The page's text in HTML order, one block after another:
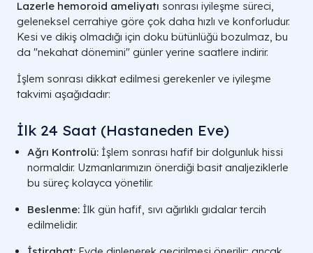
Lazerle hemoroid ameliyatı sonrası iyileşme süreci,
geleneksel cerrahiye göre çok daha hızlı ve konforludur.
Kesi ve dikiş olmadığı için doku bütünlüğü bozulmaz, bu
da "nekahat dönemini" günler yerine saatlere indirir.
İşlem sonrası dikkat edilmesi gerekenler ve iyileşme
takvimi aşağıdadır:
İlk 24 Saat (Hastaneden Eve)
Ağrı Kontrolü: İşlem sonrası hafif bir dolgunluk hissi
normaldir. Uzmanlarımızın önerdiği basit analjeziklerle
bu süreç kolayca yönetilir.
Beslenme: İlk gün hafif, sıvı ağırlıklı gıdalar tercih
edilmelidir.